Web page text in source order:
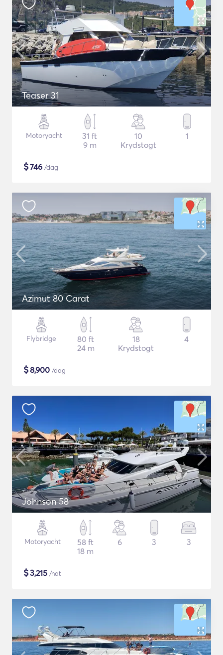
Teaser 31
Motoryacht
31 ft
9 m
10
Krydstogt
1
$746 /dag
Azimut 80 Carat
Flybridge
80 ft
24 m
18
Krydstogt
4
$8,900 /dag
Johnson 58
Motoryacht
58 ft
18 m
6 3 3
$3,215 /nat